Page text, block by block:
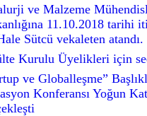
ve Malzeme
11.10.2018 tarihi
Sütcü vekaleten atandı.
Kurulu Üyelikleri için
ve Globalleşme”
Konferansı Yoğun